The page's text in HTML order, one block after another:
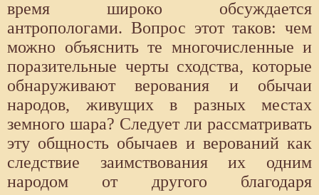
время широко обсуждается
антропологами. Вопрос этот таков: чем
можно объяснить те многочисленные и
поразительные черты сходства, которые
обнаруживают верования и обычаи
народов, живущих в разных местах
земного шара? Следует ли рассматривать
эту общность обычаев и верований как
следствие заимствования их одним
народом от другого благодаря